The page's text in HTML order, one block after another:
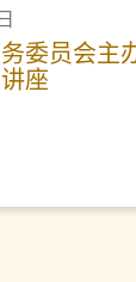
委员会主
座